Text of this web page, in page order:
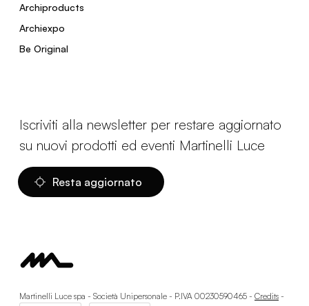
Archiproducts
Archiexpo
Be Original
Iscriviti alla newsletter per restare aggiornato
su nuovi prodotti ed eventi Martinelli Luce
Resta aggiornato
Martinelli Luce spa - Società Unipersonale - P.IVA 00230590465 - Credits -